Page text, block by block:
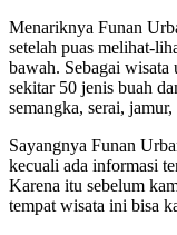
Menariknya Funan
setelah puas melihat-
bawah. Sebagai wisata
sekitar 50 jenis buah
semangka, serai,
Sayangnya Funan
kecuali ada informasi
Karena itu sebelum
tempat wisata ini bisa